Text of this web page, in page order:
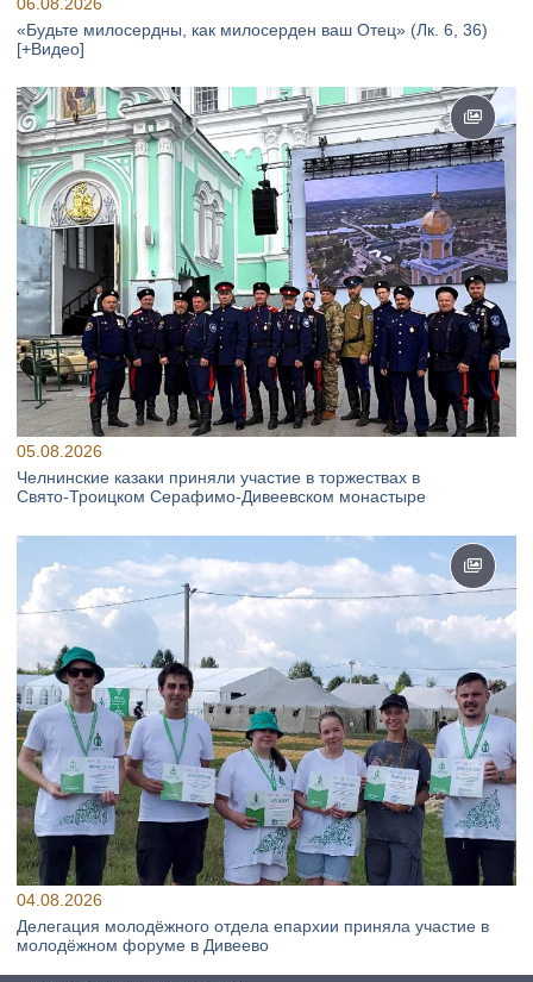
«Будьте милосердны, как милосерден ваш Отец» (Лк. 6, 36)
[+Видео]
05.08.2026
Челнинские казаки приняли участие в торжествах в
Свято‑Троицком Серафимо‑Дивеевском монастыре
04.08.2026
Делегация молодёжного отдела епархии приняла участие в
молодёжном форуме в Дивеево